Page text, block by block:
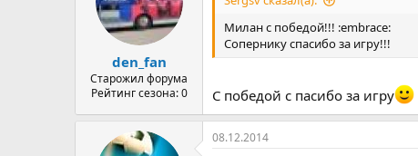
den_fan
Старожил форума
Рейтинг сезона: 0
Милан с победой!!! :embrace:
Сопернику спасибо за игру!!!
С победой с пасибо за игру
08.12.2014